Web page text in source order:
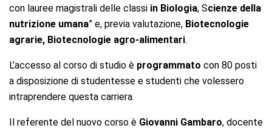
con lauree magistrali delle classi in Biologia, Scienze della
nutrizione umana” e, previa valutazione, Biotecnologie
agrarie, Biotecnologie agro-alimentari.
L’accesso al corso di studio è programmato con 80 posti
a disposizione di studentesse e studenti che volessero
intraprendere questa carriera.
Il referente del nuovo corso è Giovanni Gambaro, docente